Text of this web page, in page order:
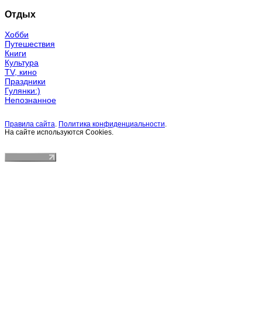
Отдых
Хобби
Путешествия
Книги
Культура
TV, кино
Праздники
Гулянки:)
Непознанное
Правила сайта Политика конфиденциальности
На сайте используются Cookies.